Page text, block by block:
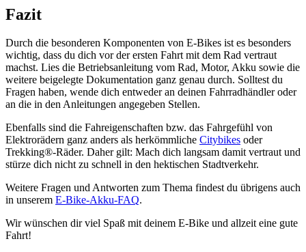
Fazit
Durch die besonderen Komponenten von E-Bikes ist es besonders
wichtig, dass du dich vor der ersten Fahrt mit dem Rad vertraut
machst. Lies die Betriebsanleitung vom Rad, Motor, Akku sowie die
weitere beigelegte Dokumentation ganz genau durch. Solltest du
Fragen haben, wende dich entweder an deinen Fahrradhändler oder
an die in den Anleitungen angegeben Stellen.
Ebenfalls sind die Fahreigenschaften bzw. das Fahrgefühl von
Elektrorädern ganz anders als herkömmliche Citybikes oder
Trekking®-Räder. Daher gilt: Mach dich langsam damit vertraut und
stürze dich nicht zu schnell in den hektischen Stadtverkehr.
Weitere Fragen und Antworten zum Thema findest du übrigens auch
in unserem E-Bike-Akku-FAQ.
Wir wünschen dir viel Spaß mit deinem E-Bike und allzeit eine gute
Fahrt!